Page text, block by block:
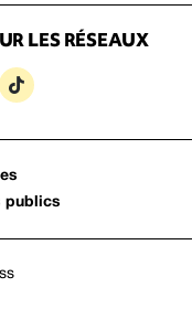
LES RÉSEAUX
publics